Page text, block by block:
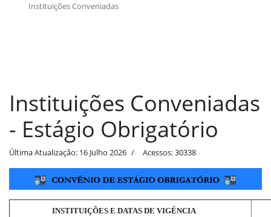
Instituições Conveniadas
Instituições Conveniadas
- Estágio Obrigatório
Última Atualização: 16 Julho 2026 Acessos: 30338
INSTITUIÇÕES E DATAS DE VIGÊNCIA